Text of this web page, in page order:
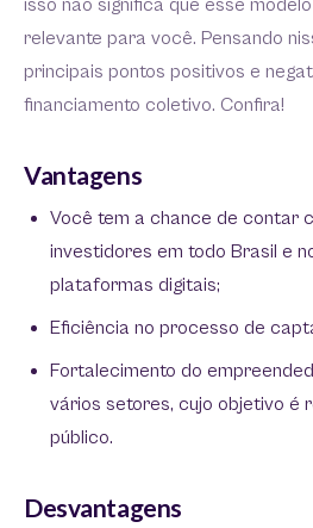
isso não significa que esse
relevante para você. Pensando
principais pontos positivos e
financiamento coletivo. Confira!
Vantagens
Você tem a chance de contar
investidores em todo Brasil e
plataformas digitais;
Eficiência no processo de
Fortalecimento do
vários setores, cujo objetivo é
público.
Desvantagens